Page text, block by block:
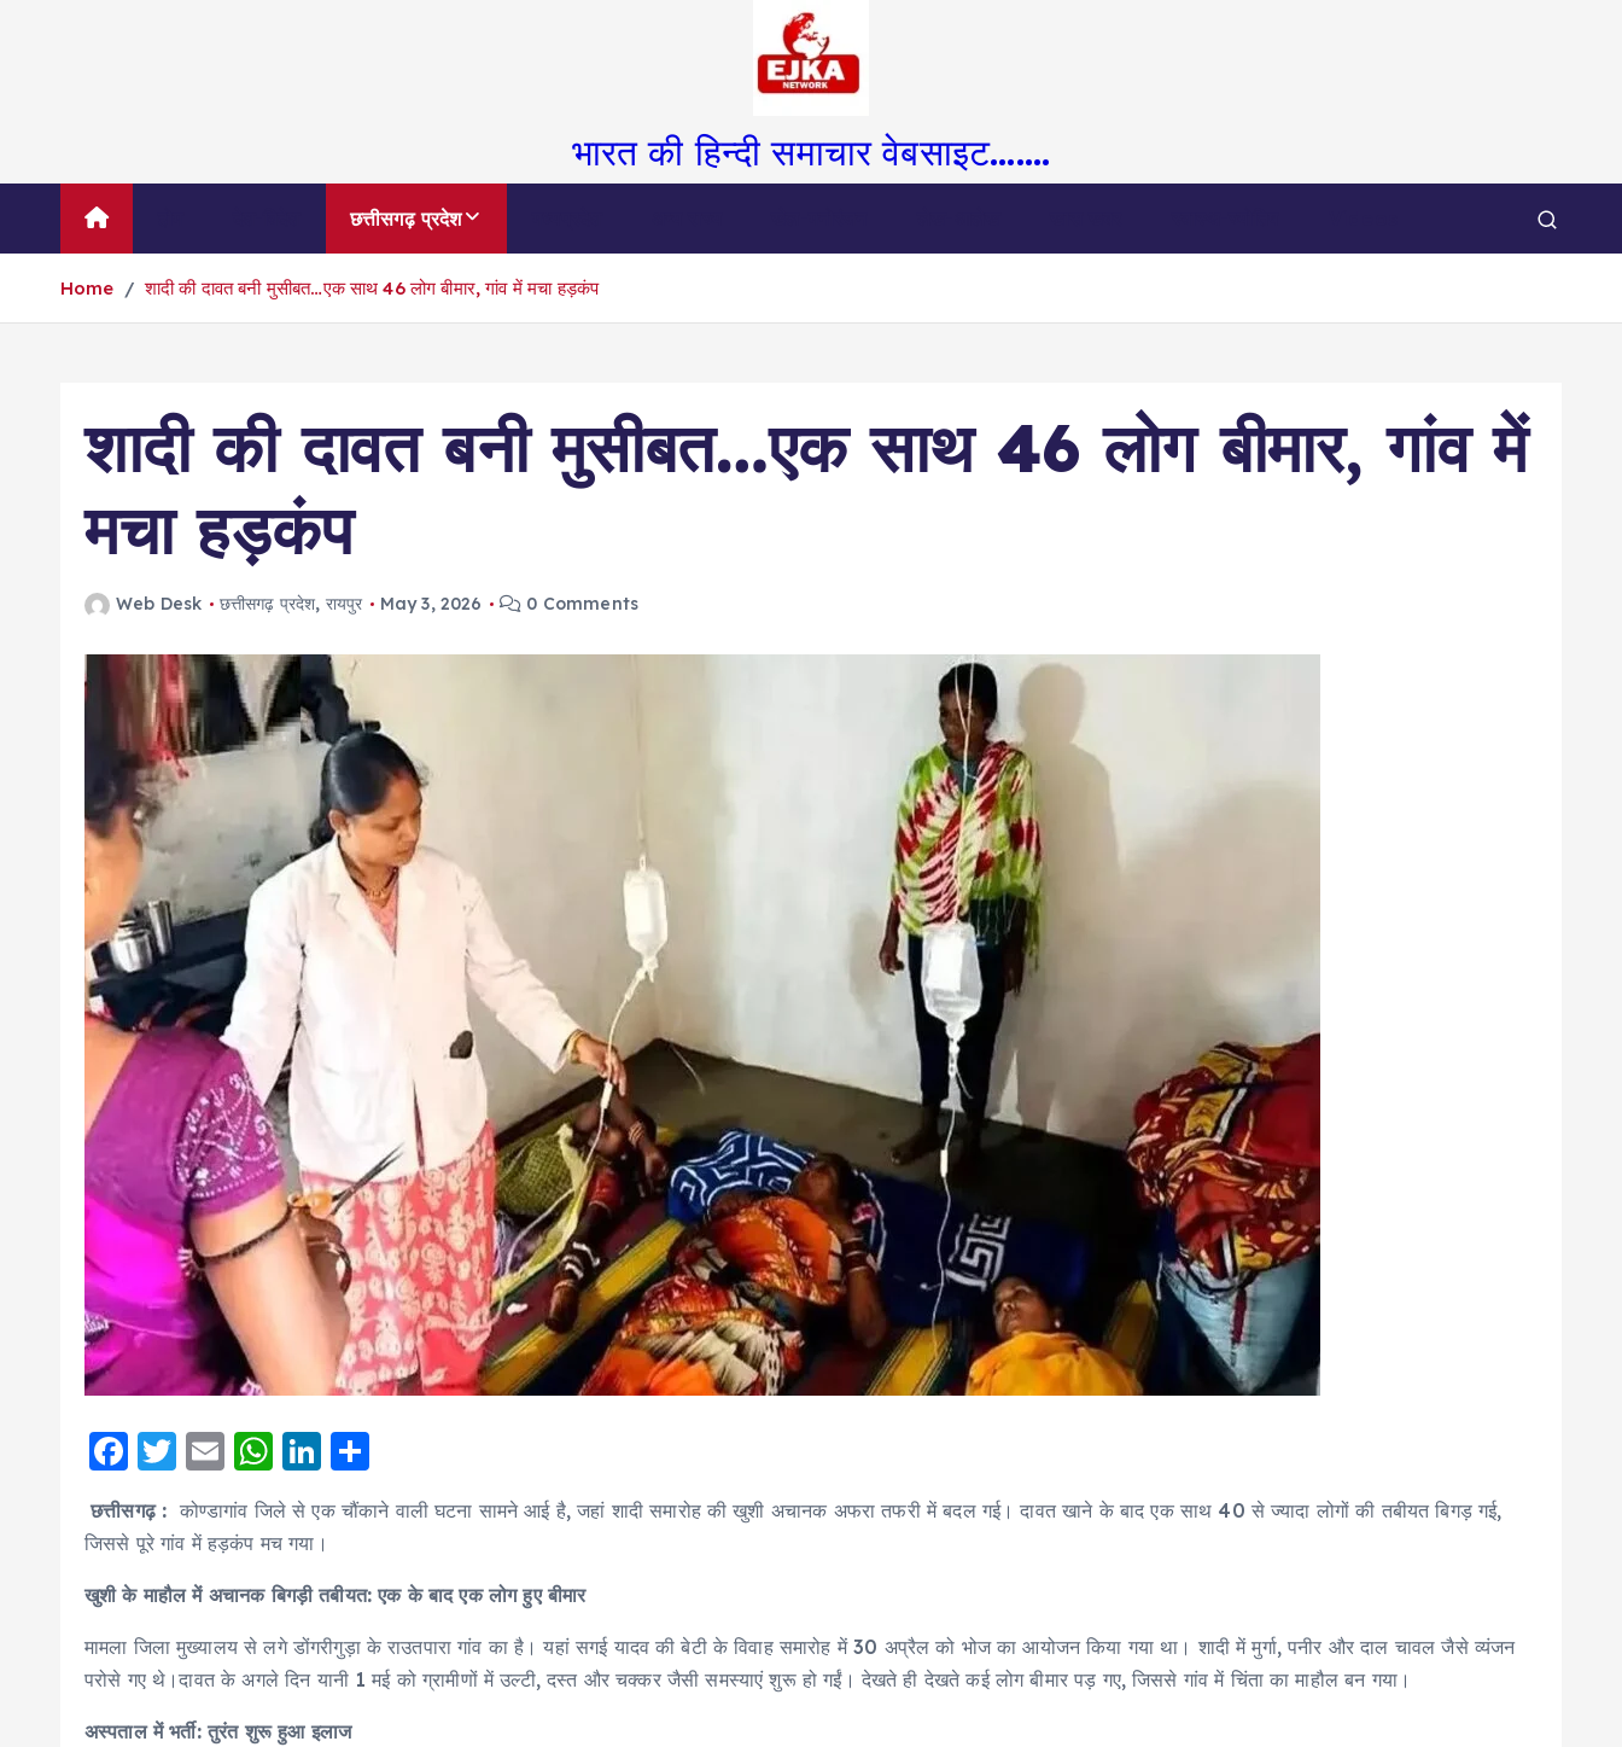
o
भारत की हिन्दी समाचार वेबसाइट.......
छत्तीसगढ़ प्रदेश
Home शादी की दावत बनी मुसीबत…एक साथ 46 लोग बीमार, गांव में मचा हड़कंप
शादी की दावत बनी मुसीबत…एक साथ 46 लोग बीमार, गांव में
मचा हड़कंप
Web Desk छत्तीसगढ़ प्रदेश, रायपुर May 3, 2026 0 Comments
F
c
e
b
o
o
k
T
w
it
te
r
E
m
ai
W
h
a
A
p
p
Li
k
e
d
I
n
h
a
छत्तीसगढ़ : कोण्डागांव जिले से एक चौंकाने वाली घटना सामने आई है, जहां शादी समारोह की खुशी अचानक अफरा तफरी में बदल गई। दावत खाने के बाद एक साथ 40 से ज्यादा लोगों की तबीयत बिगड़ गई,
जिससे पूरे गांव में हड़कंप मच गया।
खुशी के माहौल में अचानक बिगड़ी तबीयत: एक के बाद एक लोग हुए बीमार
मामला जिला मुख्यालय से लगे डोंगरीगुड़ा के राउतपारा गांव का है। यहां सगई यादव की बेटी के विवाह समारोह में 30 अप्रैल को भोज का आयोजन किया गया था। शादी में मुर्गा, पनीर और दाल चावल जैसे व्यंजन
परोसे गए थे।दावत के अगले दिन यानी 1 मई को ग्रामीणों में उल्टी, दस्त और चक्कर जैसी समस्याएं शुरू हो गईं। देखते ही देखते कई लोग बीमार पड़ गए, जिससे गांव में चिंता का माहौल बन गया।
अस्पताल में भर्ती: तुरंत शुरू हुआ इलाज